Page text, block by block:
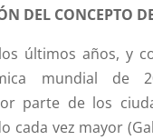
DEL CONCEPTO
últimos años, y
mundial de
parte de los
cada vez mayor